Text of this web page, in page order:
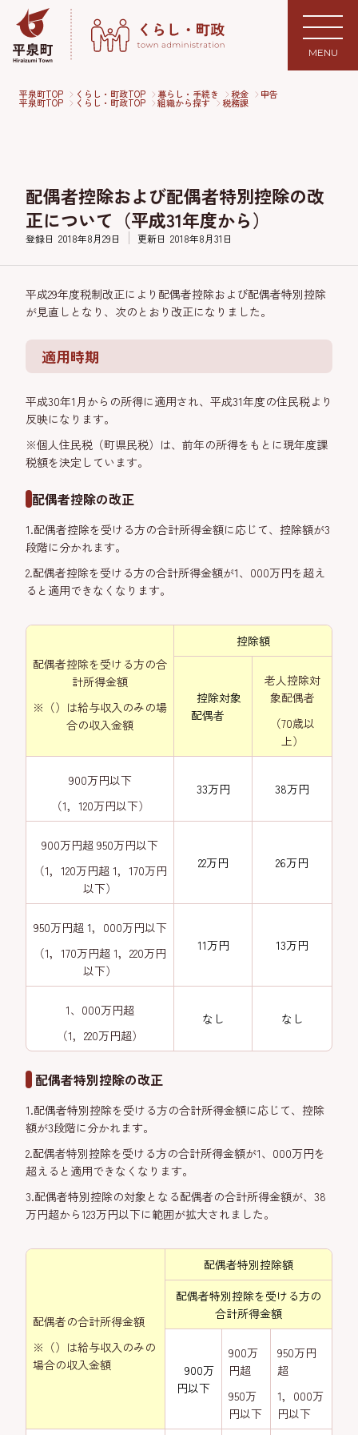
MENU
平泉町TOP くらし・町政TOP 暮らし・手続き 税金 申告
平泉町TOP くらし・町政TOP 組織から探す 税務課
配偶者控除および配偶者特別控除の改
正について（平成31年度から）
登録日 2018年8月29日 更新日 2018年8月31日
平成29年度税制改正により配偶者控除および配偶者特別控除
が見直しとなり、次のとおり改正になりました。
適用時期
平成30年1月からの所得に適用され、平成31年度の住民税より
反映になります。
※個人住民税（町県民税）は、前年の所得をもとに現年度課
税額を決定しています。
配偶者控除の改正
1.配偶者控除を受ける方の合計所得金額に応じて、控除額が3
段階に分かれます。
2.配偶者控除を受ける方の合計所得金額が1、000万円を超え
ると適用できなくなります。
配偶者控除を受ける方の合
計所得金額
※（）は給与収入のみの場
合の収入金額
控除額
控除対象
配偶者
老人控除対
象配偶者
（70歳以
上）
900万円以下
（1，120万円以下）
33万円 38万円
900万円超 950万円以下
（1，120万円超 1，170万円
以下）
22万円 26万円
950万円超 1，000万円以下
（1，170万円超 1，220万円
以下）
11万円 13万円
1、000万円超
（1，220万円超）
なし なし
配偶者特別控除の改正
1.配偶者特別控除を受ける方の合計所得金額に応じて、控除
額が3段階に分かれます。
2.配偶者特別控除を受ける方の合計所得金額が1、000万円を
超えると適用できなくなります。
3.配偶者特別控除の対象となる配偶者の合計所得金額が、38
万円超から123万円以下に範囲が拡大されました。
配偶者の合計所得金額
※（）は給与収入のみの
場合の収入金額
配偶者特別控除額
配偶者特別控除を受ける方の
合計所得金額
900万
円以下
900万
円超
950万
円以下
950万円
超
1，000万
円以下